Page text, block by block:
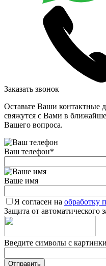
Заказать звонок
Оставьте Ваши контактные
свяжутся с Вами в
Вашего вопроса.
Ваш телефон*
Ваше имя
Я согласен на обработку
Защита от автоматического
Введите символы с картинки